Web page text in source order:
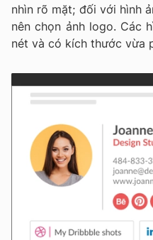
nhìn rõ mặt; đối với hình
nên chọn ảnh logo. Các
nét và có kích thước vừa